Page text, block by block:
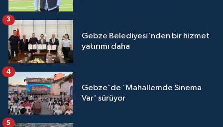
Gebze Belediyesi'nden bir hizmet
yatırımı daha
3
Gebze'de 'Mahallemde Sinema
Var' sürüyor
4
5